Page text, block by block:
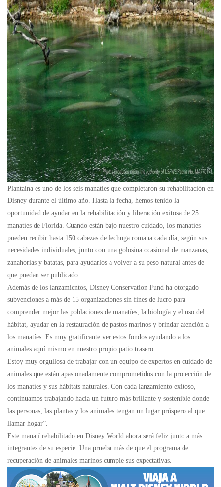
Plantaina es uno de los seis manatíes que completaron su rehabilitación en
Disney durante el último año. Hasta la fecha, hemos tenido la
oportunidad de ayudar en la rehabilitación y liberación exitosa de 25
manatíes de Florida. Cuando están bajo nuestro cuidado, los manatíes
pueden recibir hasta 150 cabezas de lechuga romana cada día, según sus
necesidades individuales, junto con una golosina ocasional de manzanas,
zanahorias y batatas, para ayudarlos a volver a su peso natural antes de
que puedan ser publicado.
Además de los lanzamientos, Disney Conservation Fund ha otorgado
subvenciones a más de 15 organizaciones sin fines de lucro para
comprender mejor las poblaciones de manatíes, la biología y el uso del
hábitat, ayudar en la restauración de pastos marinos y brindar atención a
los manatíes. Es muy gratificante ver estos fondos ayudando a los
animales aquí mismo en nuestro propio patio trasero.
Estoy muy orgullosa de trabajar con un equipo de expertos en cuidado de
animales que están apasionadamente comprometidos con la protección de
los manatíes y sus hábitats naturales. Con cada lanzamiento exitoso,
continuamos trabajando hacia un futuro más brillante y sostenible donde
las personas, las plantas y los animales tengan un lugar próspero al que
llamar hogar”.
Este manatí rehabilitado en Disney World ahora será feliz junto a más
integrantes de su especie. Una prueba más de que el programa de
recuperación de animales marinos cumple sus expectativas.